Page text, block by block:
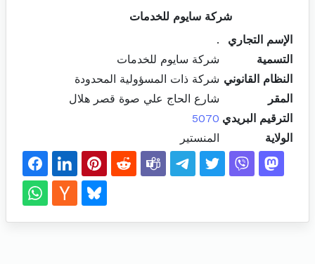
شركة سايوم للخدمات
الإسم التجاري
.
التسمية
شركة سايوم للخدمات
النظام القانوني شركة ذات المسؤولية المحدودة
المقر
شارع الحاج علي صوة قصر هلال
الترقيم البريدي 5070
الولاية
المنستير